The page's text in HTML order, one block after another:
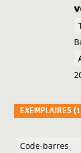
EXEMPLAIRES
Liste des